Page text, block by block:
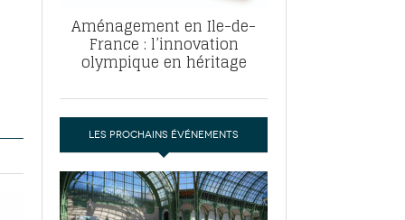
Aménagement en Ile-de-
France : l’innovation
olympique en héritage
LES PROCHAINS ÉVÉNEMENTS